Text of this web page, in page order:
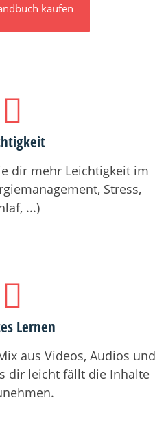
kaufen
dir mehr Leichtigkeit im
Stress,
...)
Lernen
aus Videos, Audios und
dir leicht fällt die Inhalte